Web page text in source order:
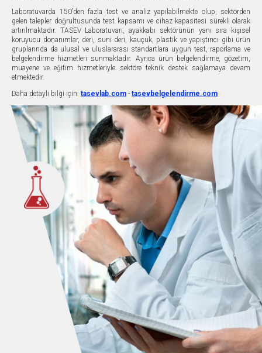
Laboratuvarda 150’den fazla test ve analiz yapılabilmekte olup, sektörden
gelen talepler doğrultusunda test kapsamı ve cihaz kapasitesi sürekli olarak
artırılmaktadır. TASEV Laboratuvarı, ayakkabı sektörünün yanı sıra kişisel
koruyucu donanımlar, deri, suni deri, kauçuk, plastik ve yapıştırıcı gibi ürün
gruplarında da ulusal ve uluslararası standartlara uygun test, raporlama ve
belgelendirme hizmetleri sunmaktadır. Ayrıca ürün belgelendirme, gözetim,
muayene ve eğitim hizmetleriyle sektöre teknik destek sağlamaya devam
etmektedir.
Daha detaylı bilgi için: tasevlab.com - tasevbelgelendirme.com